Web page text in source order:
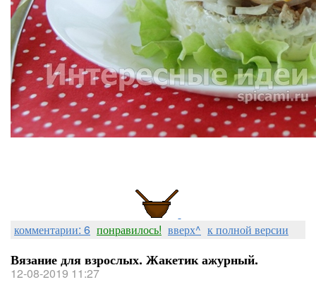
комментарии: 6 понравилось! вверх^ к полной версии
Вязание для взрослых. Жакетик ажурный.
12-08-2019 11:27